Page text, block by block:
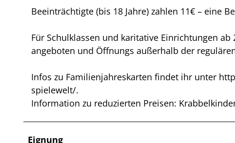
Beeinträchtigte (bis 18 Jahre) zahlen 11€ – eine
Für Schulklassen und karitative Einrichtungen
angeboten und Öffnungs außerhalb der
Infos zu Familienjahreskarten findet ihr unter
spielewelt/.
Information zu reduzierten Preisen:
Eignung